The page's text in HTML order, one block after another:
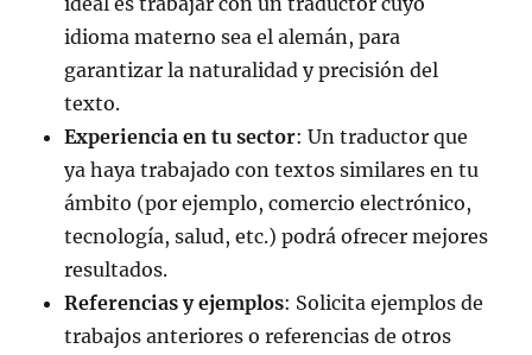
idioma materno sea el alemán, para
garantizar la naturalidad y precisión del
texto.
Experiencia en tu sector: Un traductor que
ya haya trabajado con textos similares en tu
ámbito (por ejemplo, comercio electrónico,
tecnología, salud, etc.) podrá ofrecer mejores
resultados.
Referencias y ejemplos: Solicita ejemplos de
trabajos anteriores o referencias de otros